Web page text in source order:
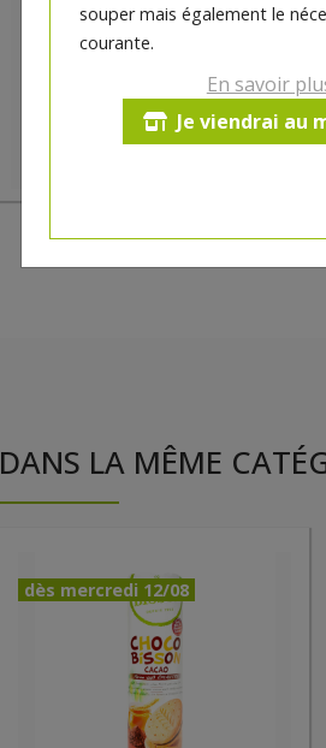
souper mais également le
courante.
En savoir
Je viendrai au
DANS LA MÊME
dès mercredi 12/08